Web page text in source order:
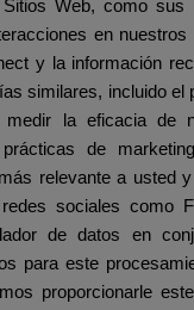
Web, como sus
en
y la información
similares, incluido el
la eficacia de
prácticas de
relevante a usted
sociales como
de datos en
para este
proporcionarle